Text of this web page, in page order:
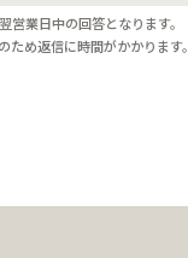
業日中の回答となります。
め返信に時間がかかります。